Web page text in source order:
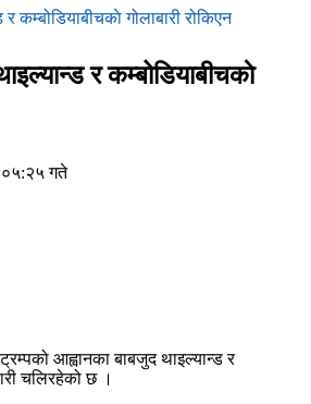
कम्बोडियाबीचकाे गोलाबारी रोकिएन
र कम्बोडियाबीचकाे
०५:२५ गते
आह्वानका बाबजुद थाइल्यान्ड र
चलिरहेको छ ।